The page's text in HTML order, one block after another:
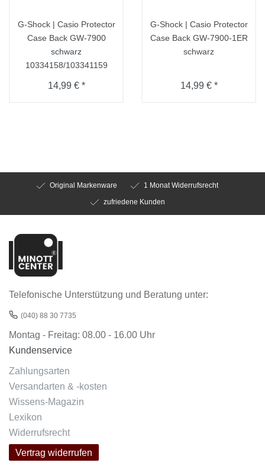
G-Shock | Casio Protector
Case Back GW-7900
schwarz
10334158/103341159
14,99 € *
G-Shock | Casio Protector
Case Back GW-7900-1ER
schwarz
14,99 € *
Original Markenware
1 Monat Widerrufsrecht
zufriedene Kunden
Telefonische Unterstützung und Beratung unter:
(040) 88 30 7735
Montag - Freitag: 08.00 - 16.00 Uhr
Kundenservice
Zahlungsarten
Versandarten & -kosten
Wissens-Magazin
Lexikon
Widerrufsrecht
Vertrag widerrufen